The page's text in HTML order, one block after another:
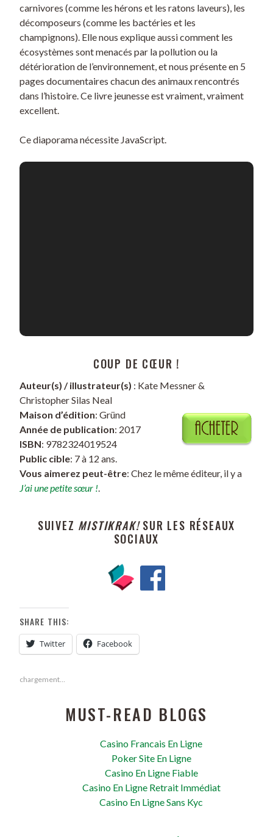
carnivores (comme les hérons et les ratons laveurs), les
décomposeurs (comme les bactéries et les
champignons). Elle nous explique aussi comment les
écosystèmes sont menacés par la pollution ou la
détérioration de l’environnement, et nous présente en 5
pages documentaires chacun des animaux rencontrés
dans l’histoire. Ce livre jeunesse est vraiment, vraiment
excellent.
Ce diaporama nécessite JavaScript.
COUP DE CŒUR !
Auteur(s) / illustrateur(s) : Kate Messner &
Christopher Silas Neal
Maison d’édition: Gründ
Année de publication: 2017
ISBN: 9782324019524
Public cible: 7 à 12 ans.
Vous aimerez peut-être: Chez le même éditeur, il y a
J’ai une petite sœur !.
SUIVEZ MISTIKRAK!SUR LES RÉSEAUX
SOCIAUX
SHARE THIS:
Twitter Facebook
chargement…
MUST-READ BLOGS
Casino Francais En Ligne
Poker Site En Ligne
Casino En Ligne Fiable
Casino En Ligne Retrait Immédiat
Casino En Ligne Sans Kyc